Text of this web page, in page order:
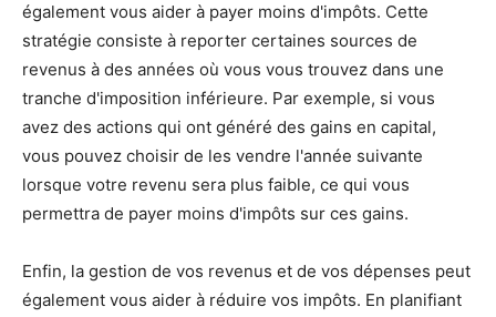
également vous aider à payer moins d'impôts. Cette
stratégie consiste à reporter certaines sources de
revenus à des années où vous vous trouvez dans une
tranche d'imposition inférieure. Par exemple, si vous
avez des actions qui ont généré des gains en capital,
vous pouvez choisir de les vendre l'année suivante
lorsque votre revenu sera plus faible, ce qui vous
permettra de payer moins d'impôts sur ces gains.
Enfin, la gestion de vos revenus et de vos dépenses peut
également vous aider à réduire vos impôts. En planifiant